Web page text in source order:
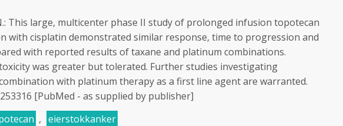
This large, multicenter phase II study of prolonged infusion topotecan
with cisplatin demonstrated similar response, time to progression and
with reported results of taxane and platinum combinations.
was greater but tolerated. Further studies investigating
with platinum therapy as a first line agent are warranted.
[PubMed - as supplied by publisher]
, eierstokkanker